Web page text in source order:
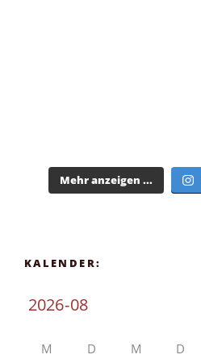
Mehr anzeigen ...
KALENDER:
M D M D